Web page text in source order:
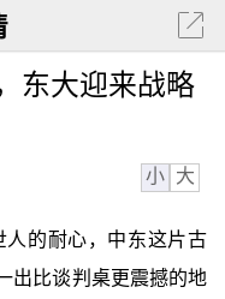
东大迎来战略
小 大
的耐心，中东这片古
出比谈判桌更震撼的地